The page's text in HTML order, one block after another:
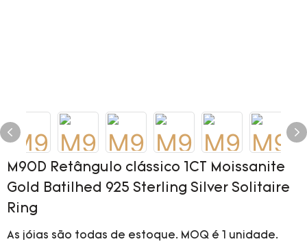
M90D Retângulo clássico 1CT Moissanite
Gold Batilhed 925 Sterling Silver Solitaire
Ring
As jóias são todas de estoque. MOQ é 1 unidade.